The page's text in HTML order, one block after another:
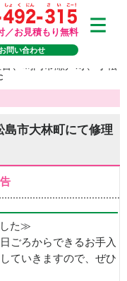
／お見積もり無料
問い合わせ
市大林町にて修理
した≫
ごろからできるお手入
ていきますので、ぜひ